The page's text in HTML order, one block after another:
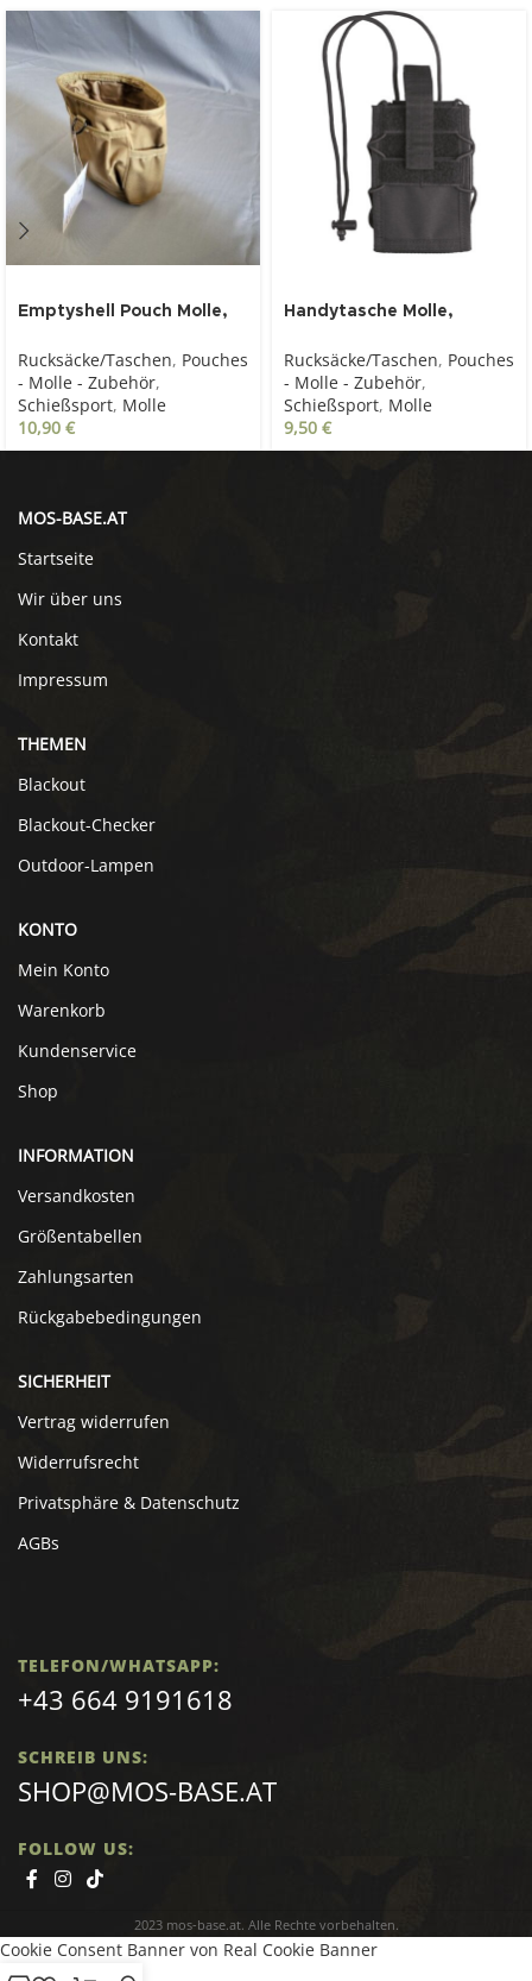
Emptyshell Pouch Molle,
Rucksäcke/Taschen, Pouches
- Molle - Zubehör,
Schießsport, Molle
10,90 €
Handytasche Molle,
Rucksäcke/Taschen, Pouches
- Molle - Zubehör,
Schießsport, Molle
9,50 €
MOS-BASE.AT
Startseite
Wir über uns
Kontakt
Impressum
THEMEN
Blackout
Blackout-Checker
Outdoor-Lampen
KONTO
Mein Konto
Warenkorb
Kundenservice
Shop
INFORMATION
Versandkosten
Größentabellen
Zahlungsarten
Rückgabebedingungen
SICHERHEIT
Vertrag widerrufen
Widerrufsrecht
Privatsphäre & Datenschutz
AGBs
TELEFON/WHATSAPP:
+43 664 9191618
SCHREIB UNS:
SHOP@MOS-BASE.AT
FOLLOW US:
2023 mos-base.at. Alle Rechte vorbehalten.
Cookie Consent Banner von Real Cookie Banner